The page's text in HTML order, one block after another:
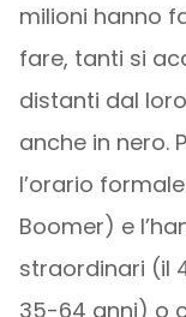
milioni hanno
fare, tanti si
distanti dal
anche in nero.
l’orario
Boomer) e
straordinari (il
35-64 anni) o